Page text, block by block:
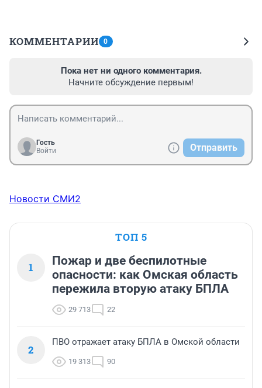
КОММЕНТАРИИ 0
Пока нет ни одного комментария.
Начните обсуждение первым!
Гость
Войти
Отправить
Новости СМИ2
ТОП 5
1
Пожар и две беспилотные
опасности: как Омская область
пережила вторую атаку БПЛА
29 713 22
2
ПВО отражает атаку БПЛА в Омской области
19 313 90